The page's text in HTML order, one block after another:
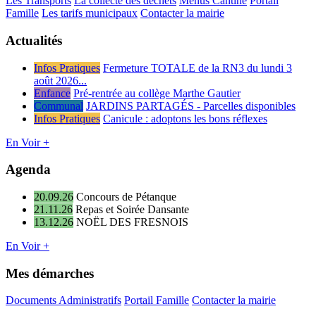
Famille Les tarifs municipaux Contacter la mairie
Actualités
Infos Pratiques Fermeture TOTALE de la RN3 du lundi 3
août 2026...
Enfance Pré-rentrée au collège Marthe Gautier
Communal JARDINS PARTAGÉS - Parcelles disponibles
Infos Pratiques Canicule : adoptons les bons réflexes
En Voir +
Agenda
20.09.26 Concours de Pétanque
21.11.26 Repas et Soirée Dansante
13.12.26 NOËL DES FRESNOIS
En Voir +
Mes démarches
Documents Administratifs Portail Famille Contacter la mairie